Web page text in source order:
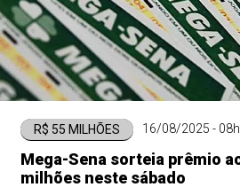
R$ 55 MILHÕES 16/08/2025 -
Mega-Sena sorteia prêmio
milhões neste sábado